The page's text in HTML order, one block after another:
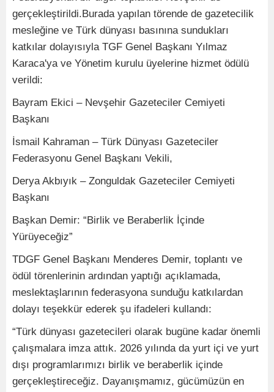
gerçekleştirildi.Burada yapılan törende de gazetecilik
mesleğine ve Türk dünyası basınına sundukları
katkılar dolayısıyla TGF Genel Başkanı Yılmaz
Karaca'ya ve Yönetim kurulu üyelerine hizmet ödülü
verildi:
Bayram Ekici – Nevşehir Gazeteciler Cemiyeti
Başkanı
İsmail Kahraman – Türk Dünyası Gazeteciler
Federasyonu Genel Başkanı Vekili,
Derya Akbıyık – Zonguldak Gazeteciler Cemiyeti
Başkanı
Başkan Demir: “Birlik ve Beraberlik İçinde
Yürüyeceğiz”
TDGF Genel Başkanı Menderes Demir, toplantı ve
ödül törenlerinin ardından yaptığı açıklamada,
meslektaşlarının federasyona sunduğu katkılardan
dolayı teşekkür ederek şu ifadeleri kullandı:
“Türk dünyası gazetecileri olarak bugüne kadar önemli
çalışmalara imza attık. 2026 yılında da yurt içi ve yurt
dışı programlarımızı birlik ve beraberlik içinde
gerçekleştireceğiz. Dayanışmamız, gücümüzün en